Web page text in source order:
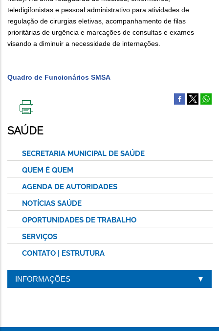
teledigifonistas e pessoal administrativo para atividades de
regulação de cirurgias eletivas, acompanhamento de filas
prioritárias de urgência e marcações de consultas e exames
visando a diminuir a necessidade de internações.
Quadro de Funcionários SMSA
ESTA
PÁGINA
SAÚDE
SECRETARIA MUNICIPAL DE SAÚDE
QUEM É QUEM
AGENDA DE AUTORIDADES
NOTÍCIAS SAÚDE
OPORTUNIDADES DE TRABALHO
SERVIÇOS
CONTATO | ESTRUTURA
INFORMAÇÕES